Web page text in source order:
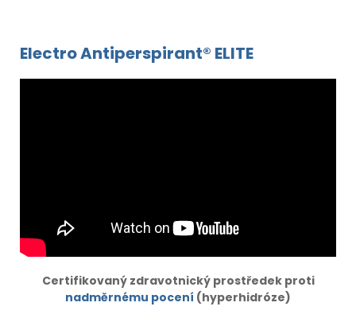
Electro Antiperspirant® ELITE
Certifikovaný zdravotnický prostředek proti
nadměrnému pocení (hyperhidróze)